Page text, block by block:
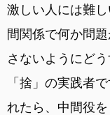
激しい人には難
間関係で何か問
さないようにど
「捨」の実践者
れたら、中間役